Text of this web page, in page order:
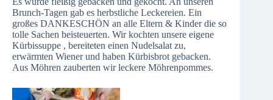
Brunch-Tagen gab es herbstliche Leckereien. Ein
großes DANKESCHÖN an alle Eltern & Kinder die so
tolle Sachen beisteuerten. Wir kochten unsere eigene
Kürbissuppe , bereiteten einen Nudelsalat zu,
erwärmten Wiener und haben Kürbisbrot gebacken.
Aus Möhren zauberten wir leckere Möhrenpommes.